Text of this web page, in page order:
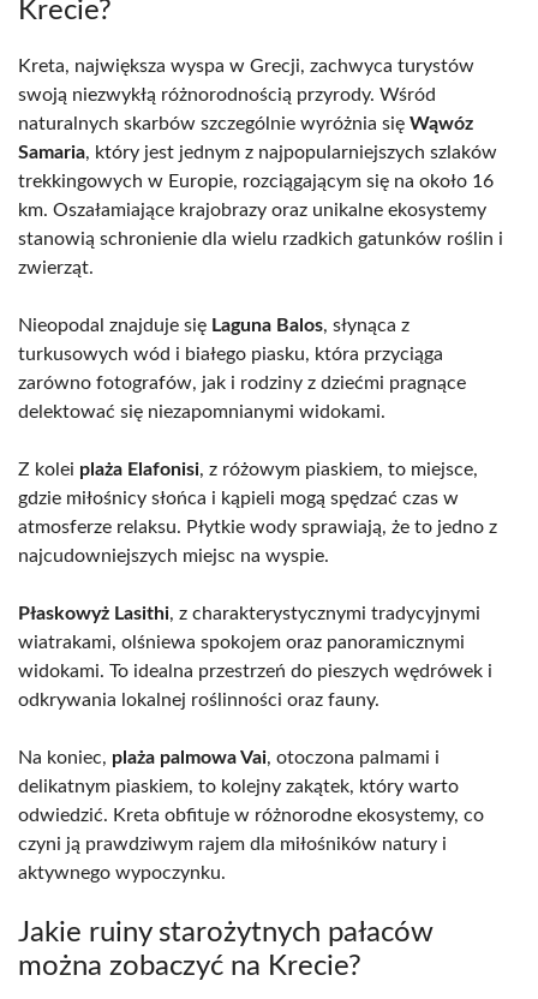
Krecie?
Kreta, największa wyspa w Grecji, zachwyca turystów
swoją niezwykłą różnorodnością przyrody. Wśród
naturalnych skarbów szczególnie wyróżnia się Wąwóz
Samaria, który jest jednym z najpopularniejszych szlaków
trekkingowych w Europie, rozciągającym się na około 16
km. Oszałamiające krajobrazy oraz unikalne ekosystemy
stanowią schronienie dla wielu rzadkich gatunków roślin i
zwierząt.
Nieopodal znajduje się Laguna Balos, słynąca z
turkusowych wód i białego piasku, która przyciąga
zarówno fotografów, jak i rodziny z dziećmi pragnące
delektować się niezapomnianymi widokami.
Z kolei plaża Elafonisi, z różowym piaskiem, to miejsce,
gdzie miłośnicy słońca i kąpieli mogą spędzać czas w
atmosferze relaksu. Płytkie wody sprawiają, że to jedno z
najcudowniejszych miejsc na wyspie.
Płaskowyż Lasithi, z charakterystycznymi tradycyjnymi
wiatrakami, olśniewa spokojem oraz panoramicznymi
widokami. To idealna przestrzeń do pieszych wędrówek i
odkrywania lokalnej roślinności oraz fauny.
Na koniec, plaża palmowa Vai, otoczona palmami i
delikatnym piaskiem, to kolejny zakątek, który warto
odwiedzić. Kreta obfituje w różnorodne ekosystemy, co
czyni ją prawdziwym rajem dla miłośników natury i
aktywnego wypoczynku.
Jakie ruiny starożytnych pałaców
można zobaczyć na Krecie?